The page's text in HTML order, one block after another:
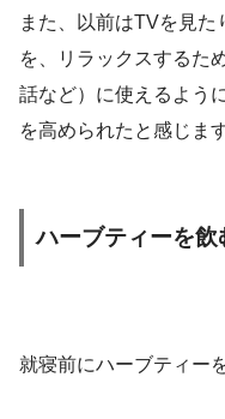
また、以前はTVを見
を、リラックスするた
話など）に使えるよう
を高められたと感じます
ハーブティーを飲
就寝前にハーブティー